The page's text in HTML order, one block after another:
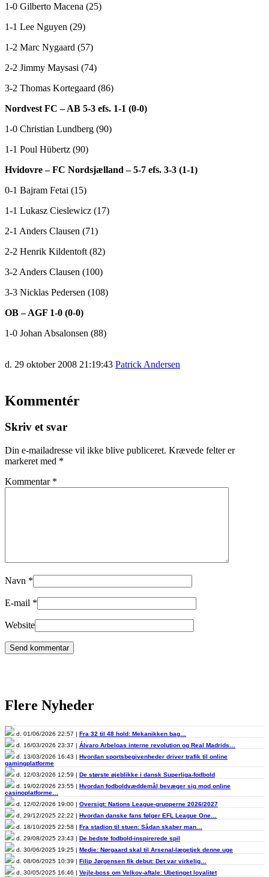
1-0 Gilberto Macena (25)
1-1 Lee Nguyen (29)
1-2 Marc Nygaard (57)
2-2 Jimmy Maysasi (74)
3-2 Thomas Kortegaard (86)
Nordvest FC – AB 5-3 efs. 1-1 (0-0)
1-0 Christian Lundberg (90)
1-1 Poul Hübertz (90)
Hvidovre – FC Nordsjælland – 5-7 efs. 3-3 (1-1)
0-1 Bajram Fetai (15)
1-1 Lukasz Cieslewicz (17)
2-1 Anders Clausen (71)
2-2 Henrik Kildentoft (82)
3-2 Anders Clausen (100)
3-3 Nicklas Pedersen (108)
OB – AGF 1-0 (0-0)
1-0 Johan Absalonsen (88)
d. 29 oktober 2008 21:19:43 Patrick Andersen
Kommentér
Skriv et svar
Din e-mailadresse vil ikke blive publiceret. Krævede felter er
markeret med *
Kommentar *
Navn *
E-mail *
Website
Flere Nyheder
d. 01/06/2026 22:57 | Fra 32 til 48 hold: Mekanikken bag…
d. 16/03/2026 23:37 | Álvaro Arbeloas interne revolution og Real Madrids…
d. 13/03/2026 16:43 | Hvordan sportsbegivenheder driver trafik til online
gamingplatforme
d. 12/03/2026 12:59 | De største øjeblikke i dansk Superliga-fodbold
d. 19/02/2026 23:55 | Hvordan fodboldvæddemål bevæger sig mod online
casinoplatforme…
d. 12/02/2026 19:00 | Oversigt: Nations League-grupperne 2026/2027
d. 29/12/2025 22:22 | Hvordan danske fans følger EFL League One…
d. 18/10/2025 22:58 | Fra stadion til stuen: Sådan skaber man…
d. 29/08/2025 23:43 | De bedste fodbold-inspirerede spil
d. 30/06/2025 19:25 | Medie: Nørgaard skal til Arsenal-lægetjek denne uge
d. 08/06/2025 10:39 | Filip Jørgensen fik debut: Det var virkelig…
d. 30/05/2025 16:46 | Vejle-boss om Velkov-aftale: Ubetinget loyalitet